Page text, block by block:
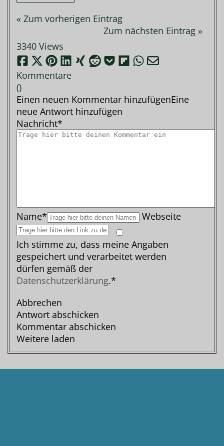
« Zum vorherigen Eintrag
Zum nächsten Eintrag »
3340 Views
Kommentare
()
Einen neuen Kommentar hinzufügenEine
neue Antwort hinzufügen
Nachricht*
Name* Webseite
Ich stimme zu, dass meine Angaben
gespeichert und verarbeitet werden
dürfen gemäß der
Datenschutzerklärung.*
Abbrechen
Antwort abschicken
Kommentar abschicken
Weitere laden